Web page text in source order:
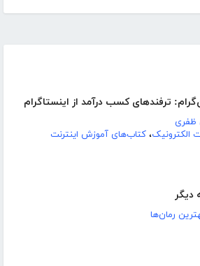
ترفندهای کسب درآمد از اینستاگرام
ظفری
الکترونیک، کتاب‌های آموزش اینترنت
دیگر
رمان‌ها